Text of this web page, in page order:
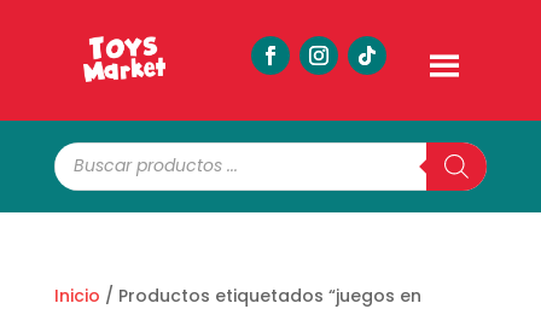
Búsqueda
de
productos
Inicio / Productos etiquetados “juegos en